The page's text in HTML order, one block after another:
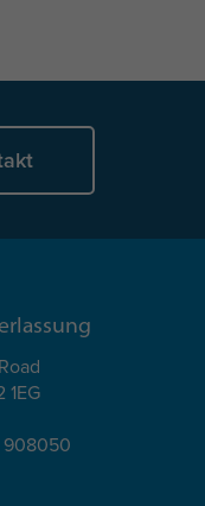
908050